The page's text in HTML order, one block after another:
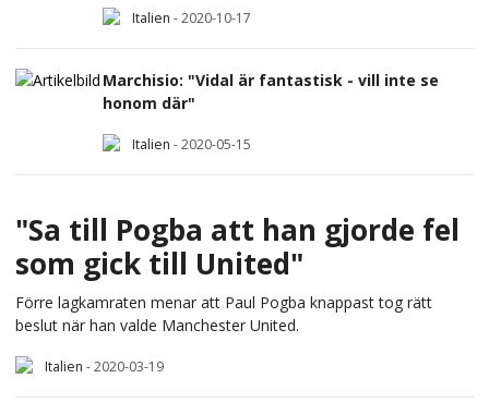
Italien -2020-10-17
Marchisio: "Vidal är fantastisk - vill inte se
honom där"
Italien -2020-05-15
"Sa till Pogba att han gjorde fel
som gick till United"
Förre lagkamraten menar att Paul Pogba knappast tog rätt
beslut när han valde Manchester United.
Italien -2020-03-19